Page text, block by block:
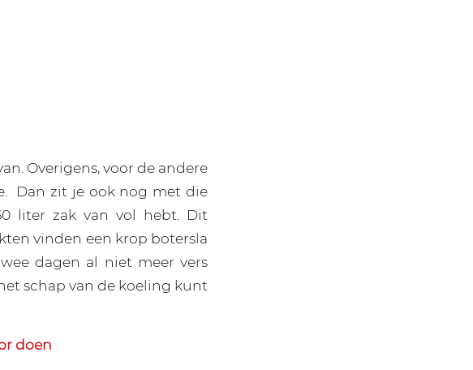
Overigens, voor de andere
Dan zit je ook nog met die
liter zak van vol hebt. Dit
vinden een krop botersla
dagen al niet meer vers
schap van de koeling kunt
doen